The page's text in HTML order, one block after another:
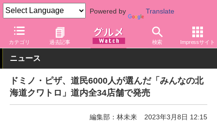
Powered by Translate
カテゴリ 過去記事 検索 Impressサイト
グルメ Watch 店舗 ドミノ・ピザ
ニュース
ドミノ・ピザ、道民6000人が選んだ「みんなの北
海道クワトロ」道内全34店舗で発売
編集部：林未来 2023年3月8日 12:15